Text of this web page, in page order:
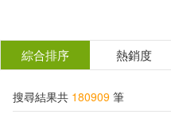
結
分類 (單選)
所有商品(180909)
綜合排序 熱銷度
搜尋結果共 180909 筆